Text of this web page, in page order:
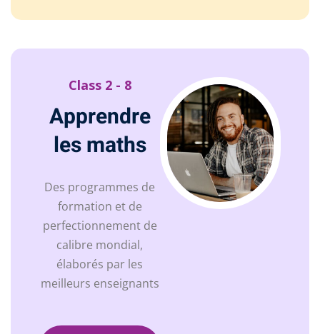
Class 2 - 8
Apprendre
les maths
Des programmes de
formation et de
perfectionnement de
calibre mondial,
élaborés par les
meilleurs enseignants